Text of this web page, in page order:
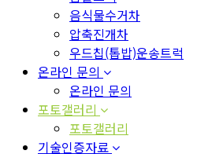
음식물수거차
압축진개차
우드칩(톱밥)운송트럭
온라인 문의
온라인 문의
포토갤러리
포토갤러리
기술인증자료